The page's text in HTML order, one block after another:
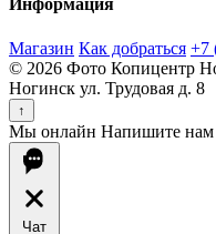
Информация
Магазин Как добраться +7
© 2026 Фото Копицентр
Ногинск ул. Трудовая д. 8
↑
Мы онлайн Напишите нам
Чат